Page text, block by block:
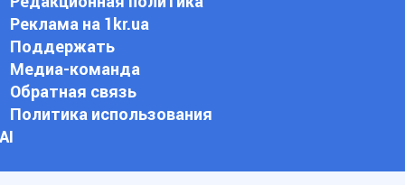
Реклама на 1kr.ua
Поддержать
Медиа-команда
Обратная связь
Политика использования
АI